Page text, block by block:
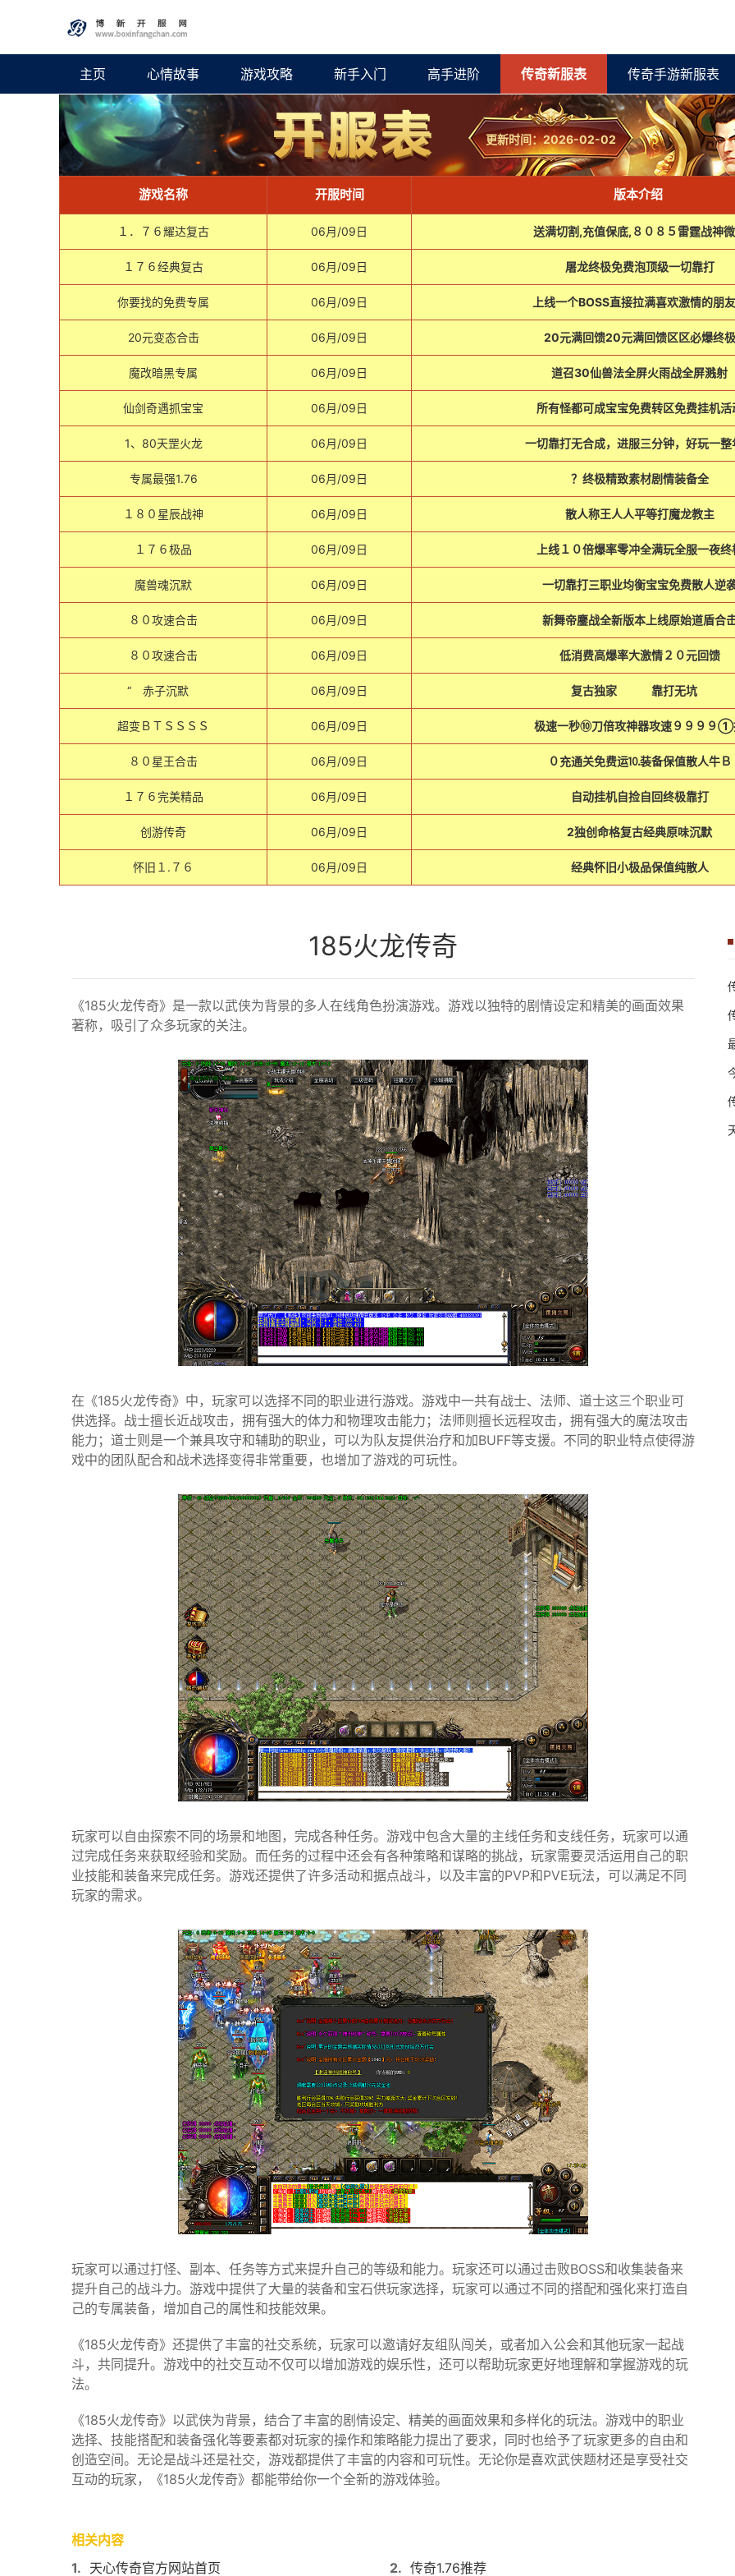
主页 心情故事 游戏攻略 新手入门 高手进阶 传奇新服表 传奇手游新服表
更新时间：2026-02-02
游戏名称 开服时间 版本介绍
１．７６耀达复古 06月/09日 送满切割,充值保底,８０８５雷霆战神
１７６经典复古 06月/09日 屠龙终极免费泡顶级一切靠打
你要找的免费专属 06月/09日 上线一个BOSS直接拉满喜欢激情的朋
20元变态合击 06月/09日 20元满回馈20元满回馈区区必爆终极
魔改暗黑专属 06月/09日 道召30仙兽法全屏火雨战全屏溅射
仙剑奇遇抓宝宝 06月/09日 所有怪都可成宝宝免费转区免费挂机活
1、80天罡火龙 06月/09日 一切靠打无合成，进服三分钟，好玩一整
专属最强1.76 06月/09日 ？终极精致素材剧情装备全
１８０星辰战神 06月/09日 散人称王人人平等打魔龙教主
１７６极品 06月/09日 上线１０倍爆率零冲全满玩全服一夜终
魔兽魂沉默 06月/09日 一切靠打三职业均衡宝宝免费散人逆
８０攻速合击 06月/09日 新舞帝鏖战全新版本上线原始道盾合
８０攻速合击 06月/09日 低消费高爆率大激情２０元回馈
“ 赤子沉默 06月/09日 复古独家 靠打无坑
超变ＢＴＳＳＳＳ 06月/09日 极速一秒⑩刀倍攻神器攻速９９９９①
８０星王合击 06月/09日 ０充通关免费运⒑装备保值散人牛Ｂ
１７６完美精品 06月/09日 自动挂机自捡自回终极靠打
创游传奇 06月/09日 2独创命格复古经典原味沉默
怀旧１.７６ 06月/09日 经典怀旧小极品保值纯散人
185火龙传奇
《185火龙传奇》是一款以武侠为背景的多人在线角色扮演游戏。游戏以独特的剧情设定和精美的画面效果
著称，吸引了众多玩家的关注。
在《185火龙传奇》中，玩家可以选择不同的职业进行游戏。游戏中一共有战士、法师、道士这三个职业可
供选择。战士擅长近战攻击，拥有强大的体力和物理攻击能力；法师则擅长远程攻击，拥有强大的魔法攻击
能力；道士则是一个兼具攻守和辅助的职业，可以为队友提供治疗和加BUFF等支援。不同的职业特点使得游
戏中的团队配合和战术选择变得非常重要，也增加了游戏的可玩性。
玩家可以自由探索不同的场景和地图，完成各种任务。游戏中包含大量的主线任务和支线任务，玩家可以通
过完成任务来获取经验和奖励。而任务的过程中还会有各种策略和谋略的挑战，玩家需要灵活运用自己的职
业技能和装备来完成任务。游戏还提供了许多活动和据点战斗，以及丰富的PVP和PVE玩法，可以满足不同
玩家的需求。
玩家可以通过打怪、副本、任务等方式来提升自己的等级和能力。玩家还可以通过击败BOSS和收集装备来
提升自己的战斗力。游戏中提供了大量的装备和宝石供玩家选择，玩家可以通过不同的搭配和强化来打造自
己的专属装备，增加自己的属性和技能效果。
《185火龙传奇》还提供了丰富的社交系统，玩家可以邀请好友组队闯关，或者加入公会和其他玩家一起战
斗，共同提升。游戏中的社交互动不仅可以增加游戏的娱乐性，还可以帮助玩家更好地理解和掌握游戏的玩
法。
《185火龙传奇》以武侠为背景，结合了丰富的剧情设定、精美的画面效果和多样化的玩法。游戏中的职业
选择、技能搭配和装备强化等要素都对玩家的操作和策略能力提出了要求，同时也给予了玩家更多的自由和
创造空间。无论是战斗还是社交，游戏都提供了丰富的内容和可玩性。无论你是喜欢武侠题材还是享受社交
互动的玩家，《185火龙传奇》都能带给你一个全新的游戏体验。
相关内容
1. 天心传奇官方网站首页 2. 传奇1.76推荐